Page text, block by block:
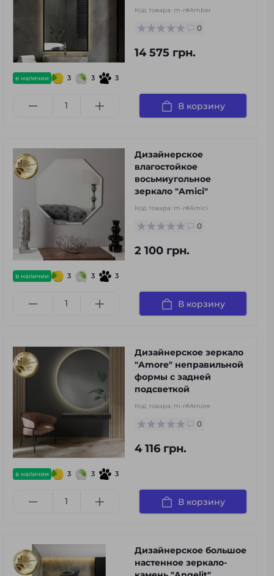
в наличии 3 3 3
Код товара: m-r#Amber
0
14 575 грн.
В корзину
в наличии 3 3 3
Дизайнерское
влагостойкое
восьмиугольное
зеркало "Amici"
Код товара: m-r#Amici
0
2 100 грн.
В корзину
в наличии 3 3 3
Дизайнерское зеркало
"Amore" неправильной
формы с задней
подсветкой
Код товара: m-r#Amore
0
4 116 грн.
В корзину
Дизайнерское большое
настенное зеркало-